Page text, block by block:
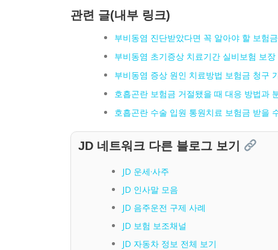
관련 글(내부 링크)
부비동염 진단받았다면 꼭 알아야 할 보험
부비동염 초기증상 치료기간 실비보험 보장
부비동염 증상 원인 치료방법 보험금 청구
호흡곤란 보험금 거절됐을 때 대응 방법과
호흡곤란 수술 입원 통원치료 보험금 받을
JD 네트워크 다른 블로그 보기
JD 운세·사주
JD 인사말 모음
JD 음주운전 구제 사례
JD 보험 보조채널
JD 자동차 정보 전체 보기